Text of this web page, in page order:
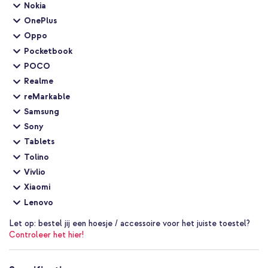
Handig uitneemhendeltje
Ingebouwde beveiligingsfuncties
Een product van Accezz
Met 1 jaar garantie
De Accezz autolader is een krachtige en compacte snellader voor
in de auto, voor als je altijd volledig opgeladen op je
eindbestemming wil aankomen.
Nokia
OnePlus
Oppo
Pocketbook
POCO
Realme
reMarkable
Samsung
Sony
Tablets
Tolino
Vivlio
Xiaomi
Lenovo
Let op: bestel jij een hoesje / accessoire voor het juiste toestel?
Controleer het hier!